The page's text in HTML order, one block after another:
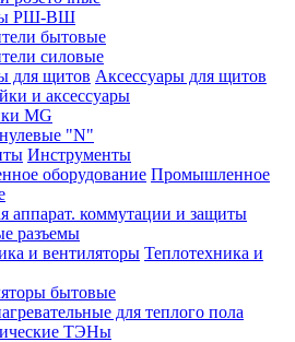
РШ-ВШ
бытовые
силовые
Аксессуары для щитов
и аксессуары
MG
"N"
Инструменты
Промышленное
аппарат. коммутации и защиты
разъемы
Теплотехника и
бытовые
для теплого пола
ТЭНы